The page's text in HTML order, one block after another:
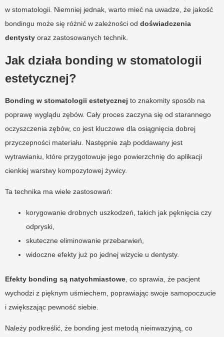
w stomatologii. Niemniej jednak, warto mieć na uwadze, że jakość
bondingu może się różnić w zależności od doświadczenia
dentysty oraz zastosowanych technik.
Jak działa bonding w stomatologii
estetycznej?
Bonding w stomatologii estetycznej to znakomity sposób na
poprawę wyglądu zębów. Cały proces zaczyna się od starannego
oczyszczenia zębów, co jest kluczowe dla osiągnięcia dobrej
przyczepności materiału. Następnie ząb poddawany jest
wytrawianiu, które przygotowuje jego powierzchnię do aplikacji
cienkiej warstwy kompozytowej żywicy.
Ta technika ma wiele zastosowań:
korygowanie drobnych uszkodzeń, takich jak pęknięcia czy
odpryski,
skuteczne eliminowanie przebarwień,
widoczne efekty już po jednej wizycie u dentysty.
Efekty bonding są natychmiastowe , co sprawia, że pacjent
wychodzi z pięknym uśmiechem, poprawiając swoje samopoczucie
i zwiększając pewność siebie.
Należy podkreślić, że bonding jest metodą nieinwazyjną, co